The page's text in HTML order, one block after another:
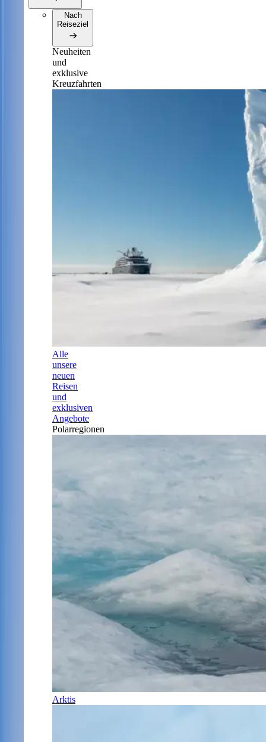
Nach
Reiseziel
Neuheiten
und
exklusive
Kreuzfahrten
Alle
unsere
neuen
Reisen
und
exklusiven
Angebote
Polarregionen
Arktis